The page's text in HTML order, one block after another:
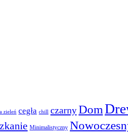
zieleń cegła chill czarnyDom
Minimalistyczny